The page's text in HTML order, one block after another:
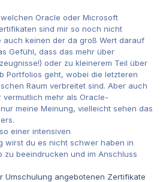
Oracle oder Microsoft
sind mir so noch nicht
keinen der da groß Wert darauf
Gefühl, dass das mehr über
oder zu kleinerem Teil über
Portfolios geht, wobei die letzteren
Raum verbreitet sind. Aber auch
mehr als Oracle-
meine Meinung, vielleicht sehen das
einer intensiven
wirst du es nicht schwer haben in
zu beeindrucken und im Anschluss
Umschulung angebotenen Zertifikate